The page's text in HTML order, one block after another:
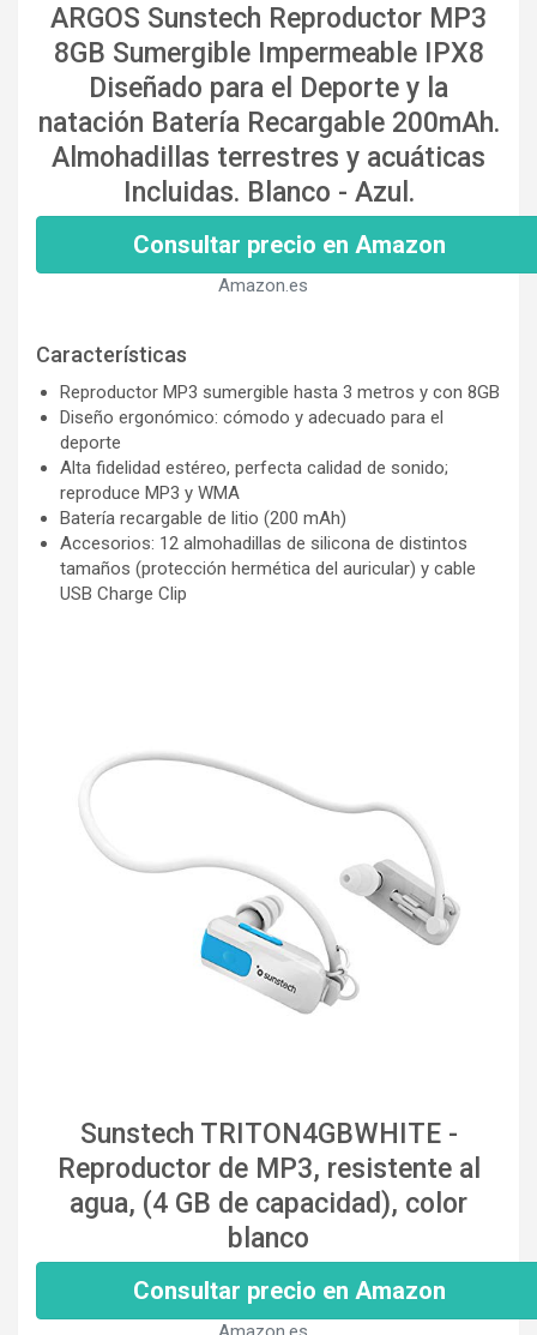
ARGOS Sunstech Reproductor MP3
8GB Sumergible Impermeable IPX8
Diseñado para el Deporte y la
natación Batería Recargable 200mAh.
Almohadillas terrestres y acuáticas
Incluidas. Blanco - Azul.
Consultar precio en Amazon
Amazon.es
Características
Reproductor MP3 sumergible hasta 3 metros y con 8GB
Diseño ergonómico: cómodo y adecuado para el
deporte
Alta fidelidad estéreo, perfecta calidad de sonido;
reproduce MP3 y WMA
Batería recargable de litio (200 mAh)
Accesorios: 12 almohadillas de silicona de distintos
tamaños (protección hermética del auricular) y cable
USB Charge Clip
Sunstech TRITON4GBWHITE -
Reproductor de MP3, resistente al
agua, (4 GB de capacidad), color
blanco
Consultar precio en Amazon